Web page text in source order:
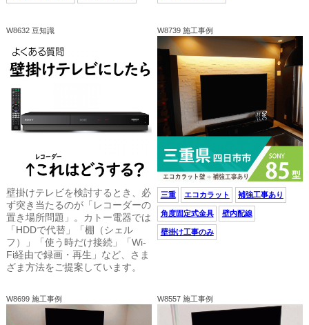
W8632 豆知識
壁掛けテレビを検討するとき、必
ず突き当たるのが「レコーダーの
置き場所問題」。カトー電器では
「HDDで代替」「棚（シェル
フ）」「使う時だけ接続」「Wi-
Fi経由で録画・再生」など、さま
ざま方法をご提案しています。
W8739 施工事例
三重 エコカラット 補強工事あり
角度固定式金具 壁内配線
壁掛け工事のみ
W8699 施工事例 W8557 施工事例